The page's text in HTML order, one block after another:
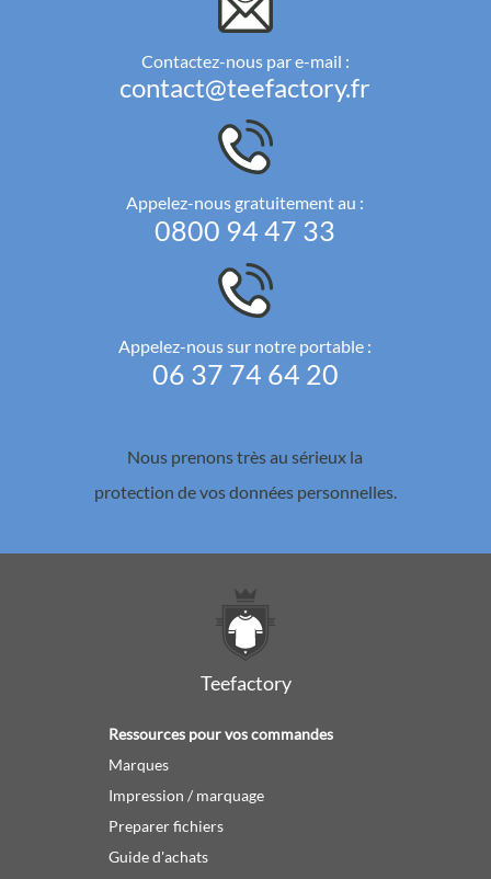
Contactez-nous par e-mail :
contact@teefactory.fr
Appelez-nous gratuitement au :
0800 94 47 33
Appelez-nous sur notre portable :
06 37 74 64 20
Nous prenons très au sérieux la
protection de vos données personnelles.
Teefactory
Ressources pour vos commandes
Marques
Impression / marquage
Preparer fichiers
Guide d'achats